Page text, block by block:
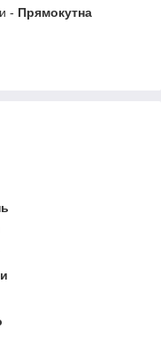
- Прямокутна